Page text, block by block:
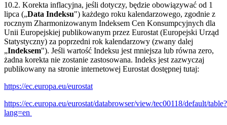
10.2. Korekta inflacyjna, jeśli dotyczy, będzie obowiązywać od 1
lipca („Data Indeksu") każdego roku kalendarzowego, zgodnie z
rocznym Zharmonizowanym Indeksem Cen Konsumpcyjnych dla
Unii Europejskiej publikowanym przez Eurostat (Europejski Urząd
Statystyczny) za poprzedni rok kalendarzowy (zwany dalej
„Indeksem"). Jeśli wartość Indeksu jest mniejsza lub równa zero,
żadna korekta nie zostanie zastosowana. Indeks jest zazwyczaj
publikowany na stronie internetowej Eurostat dostępnej tutaj:
https://ec.europa.eu/eurostat
https://ec.europa.eu/eurostat/databrowser/view/tec00118/default/table?
lang=en